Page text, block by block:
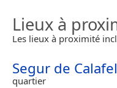
Lieux à
Les lieux à proximité
Segur de
quartier